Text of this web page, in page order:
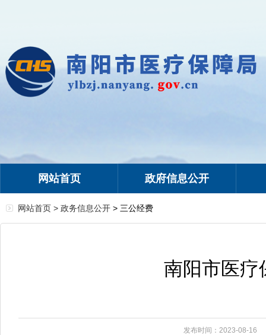
网站首页 政府信息公开
网站首页 > 政务信息公开 > 三公经费
南阳市医疗
发布时间：2023-08-16